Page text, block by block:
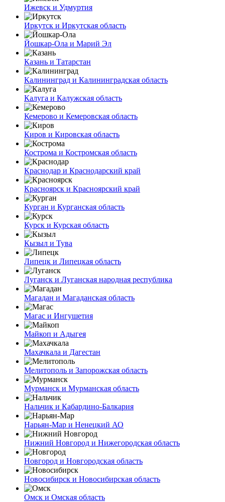
Ижевск и Удмуртия
Иркутск и Иркутская область
Йошкар-Ола и Марий Эл
Казань и Татарстан
Калининград и Калининградская область
Калуга и Калужская область
Кемерово и Кемеровская область
Киров и Кировская область
Кострома и Костромская область
Краснодар и Краснодарский край
Красноярск и Красноярский край
Курган и Курганская область
Курск и Курская область
Кызыл и Тува
Липецк и Липецкая область
Луганск и Луганская народная республика
Магадан и Магаданская область
Магас и Ингушетия
Майкоп и Адыгея
Махачкала и Дагестан
Мелитополь и Запорожская область
Мурманск и Мурманская область
Нальчик и Кабардино-Балкария
Нарьян-Мар и Ненецкий АО
Нижний Новгород и Нижегородская область
Новгород и Новгородская область
Новосибирск и Новосибирская область
Омск и Омская область